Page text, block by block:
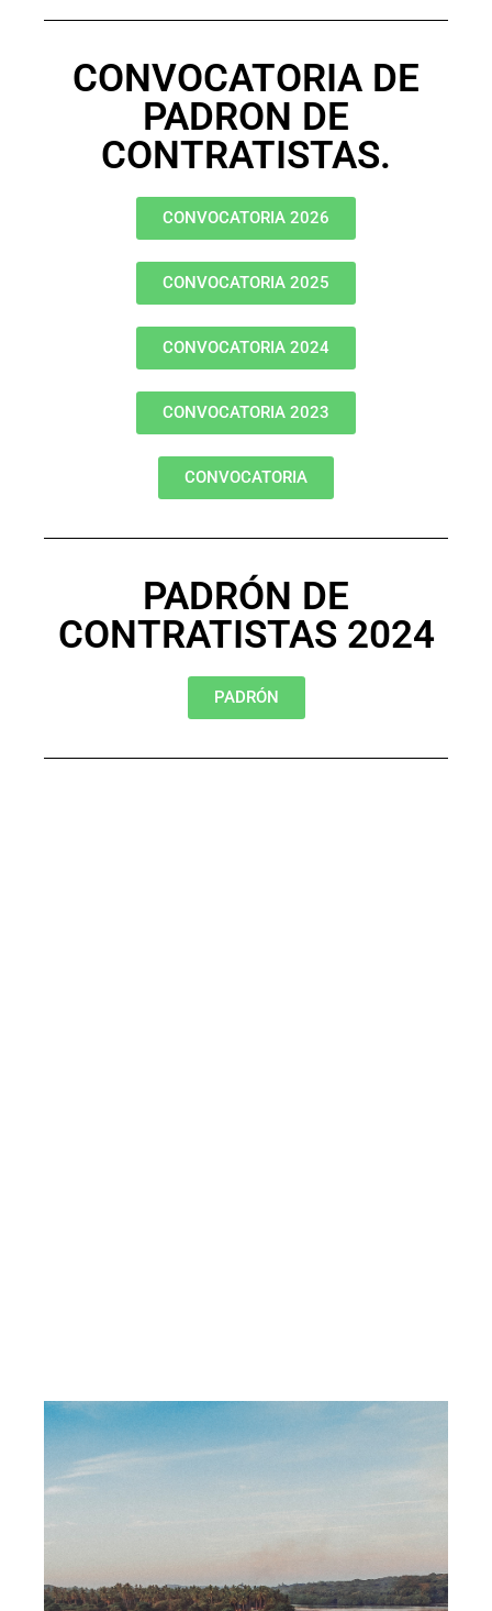
CONVOCATORIA DE
PADRON DE
CONTRATISTAS.
CONVOCATORIA 2026
CONVOCATORIA 2025
CONVOCATORIA 2024
CONVOCATORIA 2023
CONVOCATORIA
PADRÓN DE
CONTRATISTAS 2024
PADRÓN